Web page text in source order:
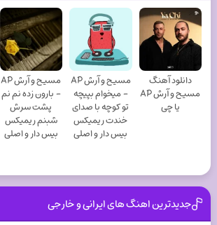
دانلود آهنگ
مسیح و آرش AP
یا چی
مسیح و آرش AP
- میخوام بپیچه
تو کوچه با صدای
خندت ریمیکس
بیس دار و اصلی
مسیح و آرش AP
- بارون زده نم نم
پشت سرش
شبنم ریمیکس
بیس دار و اصلی
جدیدترین اهنگ های ایرانی و خارجی